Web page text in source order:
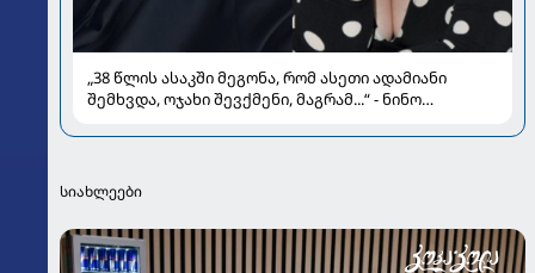
„38 წლის ასაკში მეგონა, რომ ასეთი ადამიანი
შემხვდა, ოჯახი შევქმენი, მაგრამ...“ - ნინო
სიახლეები